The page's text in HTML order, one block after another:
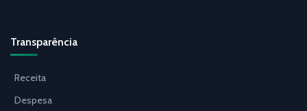
Transparência
Receita
Despesa